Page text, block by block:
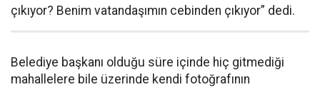
çıkıyor? Benim vatandaşımın cebinden çıkıyor” dedi.
Belediye başkanı olduğu süre içinde hiç gitmediği
mahallelere bile üzerinde kendi fotoğrafının